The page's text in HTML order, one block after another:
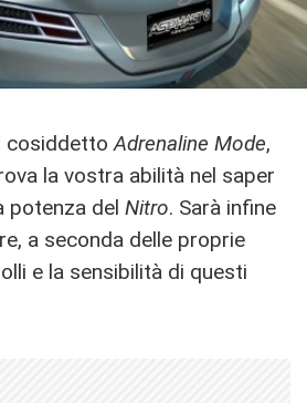
cosiddettoAdrenaline Mode,
la vostra abilità nel saper
potenza del Nitro. Sarà infine
a seconda delle proprie
e la sensibilità di questi